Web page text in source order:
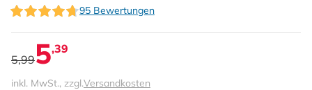
95 Bewertungen
5,995,39
inkl. MwSt., zzgl.Versandkosten